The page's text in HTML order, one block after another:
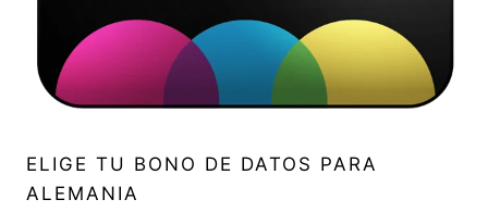
ELIGE TU BONO DE DATOS PARA
ALEMANIA